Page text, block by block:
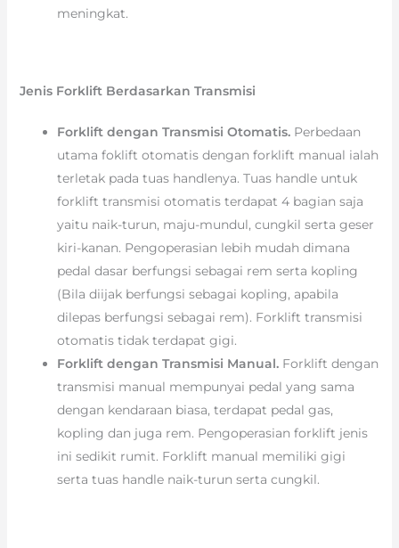
meningkat.
Jenis Forklift Berdasarkan Transmisi
Forklift dengan Transmisi Otomatis. Perbedaan
utama foklift otomatis dengan forklift manual ialah
terletak pada tuas handlenya. Tuas handle untuk
forklift transmisi otomatis terdapat 4 bagian saja
yaitu naik-turun, maju-mundul, cungkil serta geser
kiri-kanan. Pengoperasian lebih mudah dimana
pedal dasar berfungsi sebagai rem serta kopling
(Bila diijak berfungsi sebagai kopling, apabila
dilepas berfungsi sebagai rem). Forklift transmisi
otomatis tidak terdapat gigi.
Forklift dengan Transmisi Manual.Forklift dengan
transmisi manual mempunyai pedal yang sama
dengan kendaraan biasa, terdapat pedal gas,
kopling dan juga rem. Pengoperasian forklift jenis
ini sedikit rumit. Forklift manual memiliki gigi
serta tuas handle naik-turun serta cungkil.